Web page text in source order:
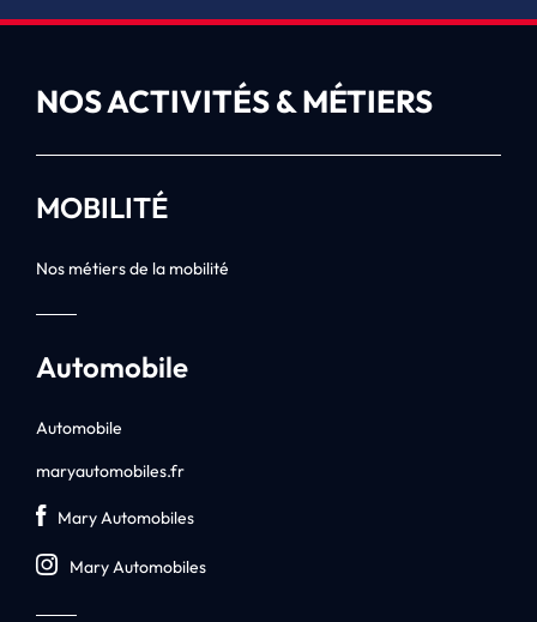
NOS ACTIVITÉS & MÉTIERS
MOBILITÉ
Nos métiers de la mobilité
Automobile
Automobile
maryautomobiles.fr
Mary Automobiles
Mary Automobiles